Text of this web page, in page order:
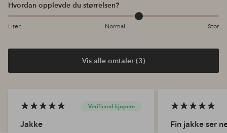
Hvordan opplevde du størrelsen?
Liten Normal Stor
Vis alle omtaler (3)
Verifierad kjøpere
Jakke Fin jakke ser